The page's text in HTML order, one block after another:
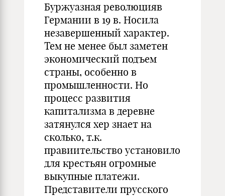
Буржуазная революцияв
Германии в 19 в. Носила
незавершенный характер.
Тем не менее был заметен
экономический подъем
страны, особенно в
промышленности. Но
процесс развития
капитализма в деревне
затянулся хер знает на
сколько, т.к.
правиительство установило
для крестьян огромные
выкупные платежи.
Представители прусского